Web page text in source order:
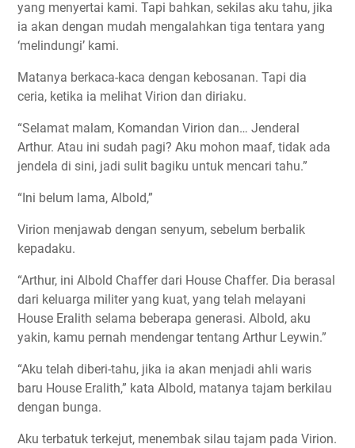
yang menyertai kami. Tapi bahkan, sekilas aku tahu, jika
ia akan dengan mudah mengalahkan tiga tentara yang
‘melindungi’ kami.
Matanya berkaca-kaca dengan kebosanan. Tapi dia
ceria, ketika ia melihat Virion dan diriaku.
“Selamat malam, Komandan Virion dan… Jenderal
Arthur. Atau ini sudah pagi? Aku mohon maaf, tidak ada
jendela di sini, jadi sulit bagiku untuk mencari tahu.”
“Ini belum lama, Albold,”
Virion menjawab dengan senyum, sebelum berbalik
kepadaku.
“Arthur, ini Albold Chaffer dari House Chaffer. Dia berasal
dari keluarga militer yang kuat, yang telah melayani
House Eralith selama beberapa generasi. Albold, aku
yakin, kamu pernah mendengar tentang Arthur Leywin.”
“Aku telah diberi-tahu, jika ia akan menjadi ahli waris
baru House Eralith,” kata Albold, matanya tajam berkilau
dengan bunga.
Aku terbatuk terkejut, menembak silau tajam pada Virion.